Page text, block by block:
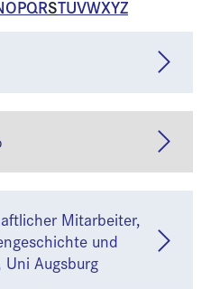
OPQRSTUVWXYZ
Mitarbeiter,
und
Uni Augsburg